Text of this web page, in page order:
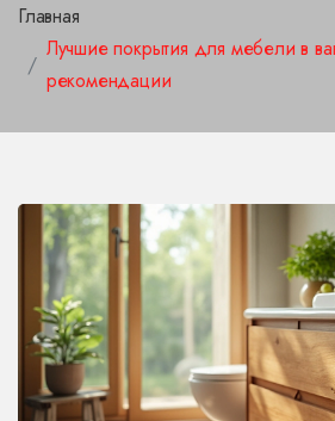
Главная
Лучшие покрытия для мебели в
рекомендации